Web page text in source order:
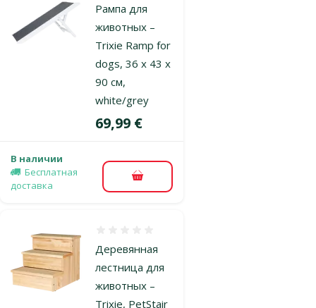
Рампа для
животных –
Trixie Ramp for
dogs, 36 х 43 х
90 см,
white/grey
Цена
69,99 €
В наличии
Бесплатная
доставка
В корзину
Деревянная
лестница для
животных –
Trixie, PetStair